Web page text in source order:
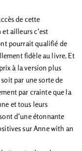
de cette
ailleurs c’est
pourrait qualifié de
fidèle au livre. Et
à la version plus
par une sorte de
par crainte que la
et tous leurs
d’une étonnante
sur Anne with an